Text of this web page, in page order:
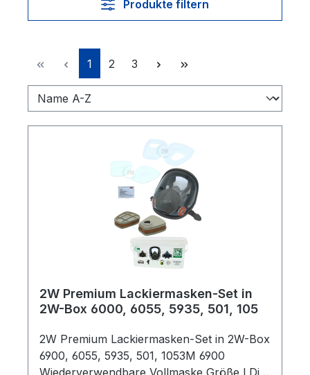
Produkte filtern
Seite
1 Seite
2 Seite
3
2W Premium Lackiermasken-Set in
2W-Box 6000, 6055, 5935, 501, 105
2W Premium Lackiermasken-Set in 2W-Box
6900, 6055, 5935, 501, 1053M 6900